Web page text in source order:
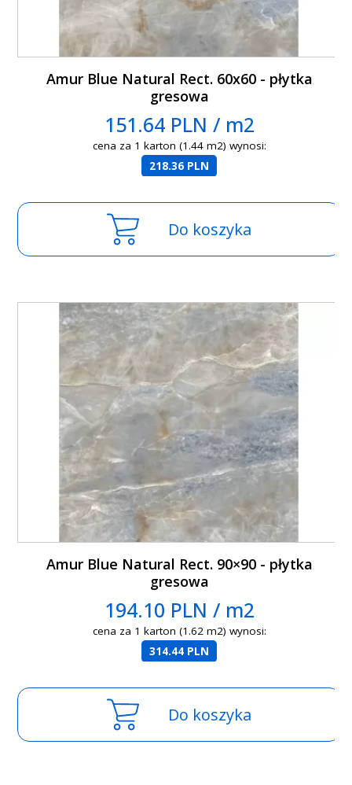
Amur Blue Natural Rect. 60x60 - płytka
gresowa
151.64 PLN / m2
cena za 1 karton (1.44 m2) wynosi:
218.36 PLN
Do koszyka
Amur Blue Natural Rect. 90×90 - płytka
gresowa
194.10 PLN / m2
cena za 1 karton (1.62 m2) wynosi:
314.44 PLN
Do koszyka